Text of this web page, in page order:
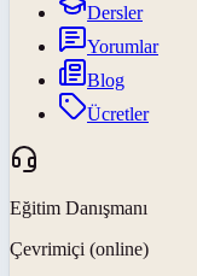
Dersler
Yorumlar
Blog
Ücretler
Eğitim Danışmanı
Çevrimiçi (online)